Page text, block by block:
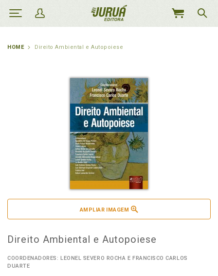
MEU
HOME Direito Ambiental e Autopoiese
AMPLIAR IMAGEM
Direito Ambiental e Autopoiese
COORDENADORES: LEONEL SEVERO ROCHA E FRANCISCO CARLOS
DUARTE